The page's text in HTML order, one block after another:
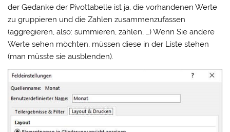
der Gedanke der Pivottabelle ist ja, die vorhandenen Werte
zu gruppieren und die Zahlen zusammenzufassen
(aggregieren, also: summieren, zählen, …) Wenn Sie andere
Werte sehen möchten, müssen diese in der Liste stehen
(man müsste sie ausblenden).